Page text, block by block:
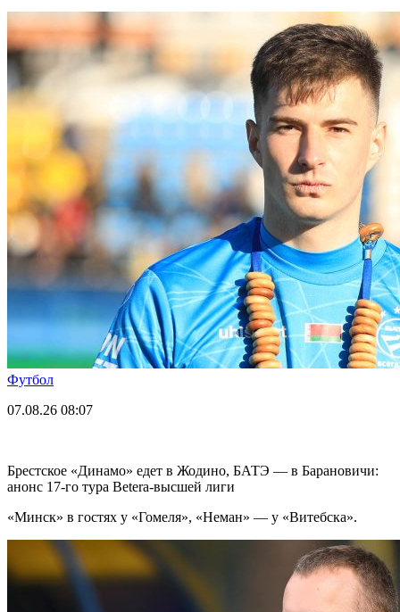
Футбол
07.08.26 08:07
Брестское «Динамо» едет в Жодино, БАТЭ — в Барановичи:
анонс 17-го тура Betera-высшей лиги
«Минск» в гостях у «Гомеля», «Неман» — у «Витебска».